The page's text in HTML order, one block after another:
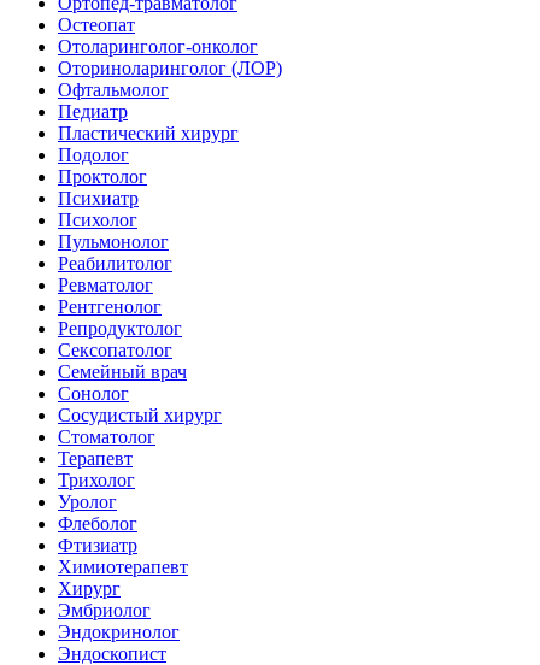
Остеопат
Отоларинголог-онколог
Оториноларинголог (ЛОР)
Офтальмолог
Педиатр
Пластический хирург
Подолог
Проктолог
Психиатр
Психолог
Пульмонолог
Реабилитолог
Ревматолог
Рентгенолог
Репродуктолог
Сексопатолог
Семейный врач
Сонолог
Сосудистый хирург
Стоматолог
Терапевт
Трихолог
Уролог
Флеболог
Фтизиатр
Химиотерапевт
Хирург
Эмбриолог
Эндокринолог
Эндоскопист